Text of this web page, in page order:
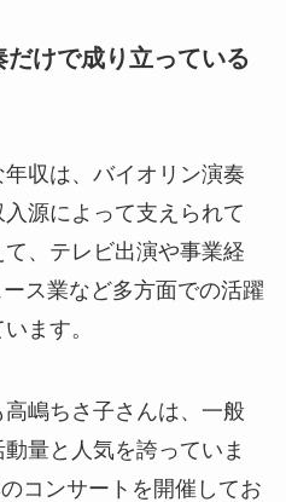
けで成り立っている
収は、バイオリン演奏
源によって支えられて
、テレビ出演や事業経
ス業など多方面での活躍
ます。
嶋ちさ子さんは、一般
量と人気を誇っていま
コンサートを開催してお